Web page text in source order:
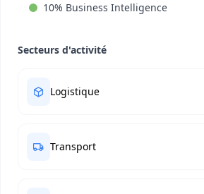
10% Business Intelligence
Secteurs d'activité
Logistique
Transport